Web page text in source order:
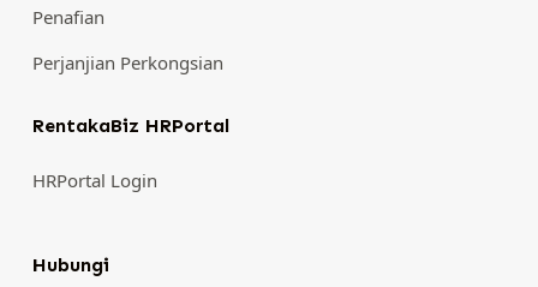
Penafian
Perjanjian Perkongsian
RentakaBiz HRPortal
HRPortal Login
Hubungi